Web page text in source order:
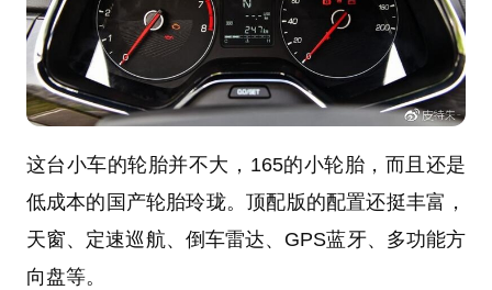
这台小车的轮胎并不大，165的小轮胎，而且还是
低成本的国产轮胎玲珑。顶配版的配置还挺丰富，
天窗、定速巡航、倒车雷达、GPS蓝牙、多功能方
向盘等。